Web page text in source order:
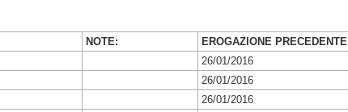
NOTE:
EROGAZIONE PRECEDENTE
26/01/2016
26/01/2016
26/01/2016